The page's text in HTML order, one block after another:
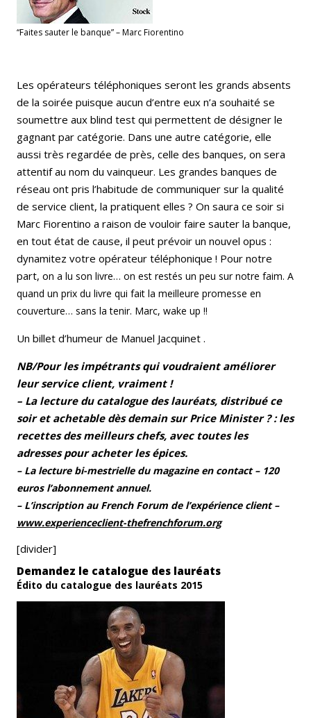
“Faites sauter le banque” – Marc Fiorentino
Les opérateurs téléphoniques seront les grands absents
de la soirée puisque aucun d’entre eux n’a souhaité se
soumettre aux blind test qui permettent de désigner le
gagnant par catégorie. Dans une autre catégorie, elle
aussi très regardée de près, celle des banques, on sera
attentif au nom du vainqueur. Les grandes banques de
réseau ont pris l’habitude de communiquer sur la qualité
de service client, la pratiquent elles ? On saura ce soir si
Marc Fiorentino a raison de vouloir faire sauter la banque,
en tout état de cause, il peut prévoir un nouvel opus :
dynamitez votre opérateur téléphonique ! Pour notre
part, on a lu son livre… on est restés un peu sur notre faim. A
quand un prix du livre qui fait la meilleure promesse en
couverture… sans la tenir. Marc, wake up !!
Un billet d’humeur de Manuel Jacquinet .
NB/Pour les impétrants qui voudraient améliorer
leur service client, vraiment !
– La lecture du catalogue des lauréats, distribué ce
soir et achetable dès demain sur Price Minister ? : les
recettes des meilleurs chefs, avec toutes les
adresses pour acheter les épices.
– La lecture bi-mestrielle du magazine en contact – 120
euros l’abonnement annuel.
– L’inscription au French Forum de l’expérience client –
www.experienceclient-thefrenchforum.org
[divider]
Demandez le catalogue des lauréats
Édito du catalogue des lauréats 2015